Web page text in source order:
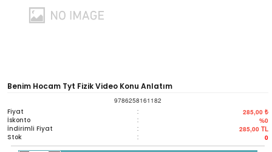
Benim Hocam Tyt Fizik Video Konu Anlatım
9786258161182
Fiyat : 285,00 ₺
İskonto : %0
İndirimli Fiyat : 285,00 TL
Stok : 0